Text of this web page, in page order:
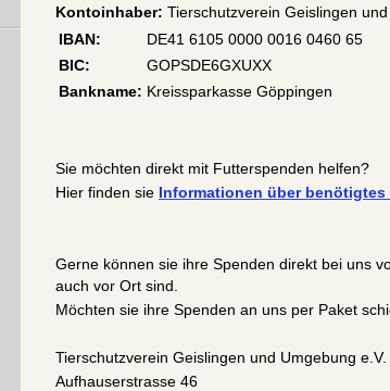
Kontoinhaber: Tierschutzverein Geislingen
IBAN:
DE41 6105 0000 0016 0460 65
BIC:
GOPSDE6GXUXX
Bankname: Kreissparkasse Göppingen
Sie möchten direkt mit Futterspenden helfen?
Hier finden sie Informationen über
Gerne können sie ihre Spenden direkt bei uns
auch vor Ort sind.
Möchten sie ihre Spenden an uns per Paket
Tierschutzverein Geislingen und Umgebung e.V.
Aufhauserstrasse 46